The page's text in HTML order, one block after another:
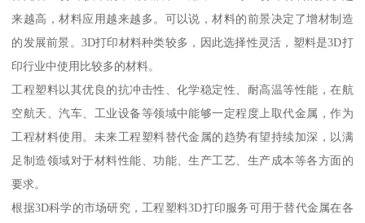
来越高，材料应用越来越多。可以说，材料的前景决定了增材制造
的发展前景。3D打印材料种类较多，因此选择性灵活，塑料是3D打
印行业中使用比较多的材料。
工程塑料以其优良的抗冲击性、化学稳定性、耐高温等性能，在航
空航天、汽车、工业设备等领域中能够一定程度上取代金属，作为
工程材料使用。未来工程塑料替代金属的趋势有望持续加深，以满
足制造领域对于材料性能、功能、生产工艺、生产成本等各方面的
要求。
根据3D科学的市场研究，工程塑料3D打印服务可用于替代金属在各